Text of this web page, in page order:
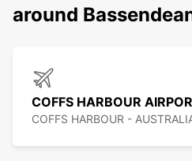
around
COFFS HARBOUR
COFFS HARBOUR -